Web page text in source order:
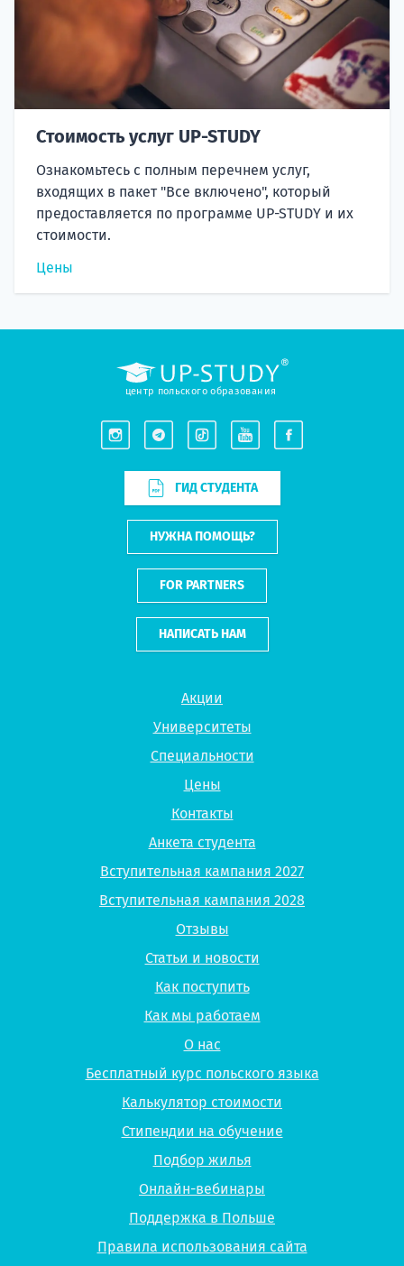
Стоимость услуг UP-STUDY
Ознакомьтесь с полным перечнем услуг,
входящих в пакет "Все включено", который
предоставляется по программе UP-STUDY и их
стоимости.
Цены
Акции
Университеты
Специальности
Цены
Контакты
Анкета студента
Вступительная кампания 2027
Вступительная кампания 2028
Отзывы
Статьи и новости
Как поступить
Как мы работаем
О нас
Бесплатный курс польского языка
Калькулятор стоимости
Стипендии на обучение
Подбор жилья
Онлайн-вебинары
Поддержка в Польше
Правила использования сайта
центр польского образования
ГИД СТУДЕНТА
НУЖНА ПОМОЩЬ?
FOR PARTNERS
НАПИСАТЬ НАМ